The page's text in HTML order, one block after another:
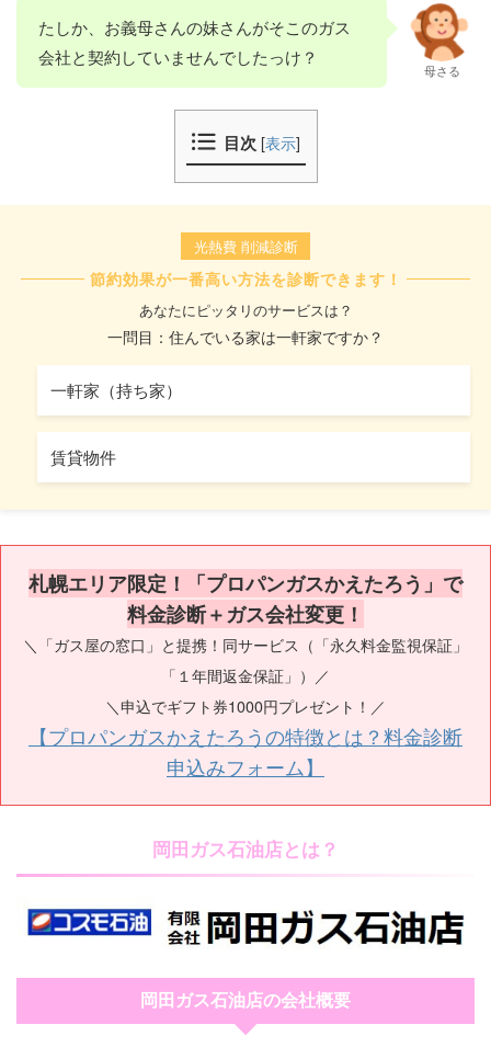
たしか、お義母さんの妹さんがそこのガス
会社と契約していませんでしたっけ？
母さる
目次 [表示]
光熱費 削減診断
節約効果が一番高い方法を診断できます！
あなたにピッタリのサービスは？
一問目：住んでいる家は一軒家ですか？
一軒家（持ち家）
賃貸物件
札幌エリア限定！「プロパンガスかえたろう」で
料金診断＋ガス会社変更！
＼「ガス屋の窓口」と提携！同サービス（「永久料金監視保証」
「１年間返金保証」）／
＼申込でギフト券1000円プレゼント！／
【プロパンガスかえたろうの特徴とは？料金診断
申込みフォーム】
岡田ガス石油店とは？
岡田ガス石油店の会社概要